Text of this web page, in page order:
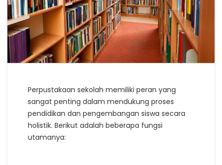
Perpustakaan sekolah memiliki peran yang
sangat penting dalam mendukung proses
pendidikan dan pengembangan siswa secara
holistik. Berikut adalah beberapa fungsi
utamanya: